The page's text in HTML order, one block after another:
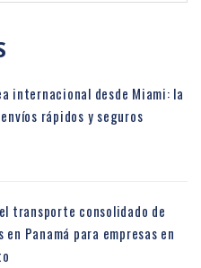
internacional desde Miami: la
rápidos y seguros
transporte consolidado de
en Panamá para empresas en